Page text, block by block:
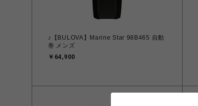
♪【BULOVA】Marine Star 98B465 自動
巻 メンズ
￥64,900